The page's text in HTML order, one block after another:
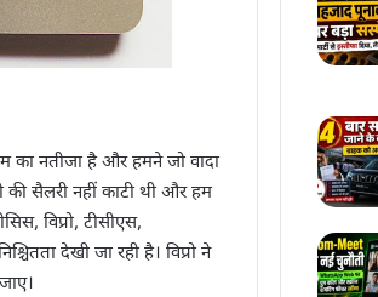
का नतीजा है और हमने जो वादा
की सैलरी नहीं काटी थी और हम
विप्रो, टीसीएस,
देखी जा रही है। विप्रो ने